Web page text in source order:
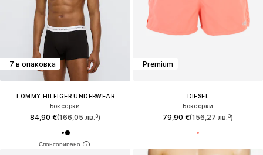
7 в опаковка
TOMMY HILFIGER UNDERWEAR
Боксерки
84,90 €(166,05 лв.³)
Premium
DIESEL
Боксерки
79,90 €(156,27 лв.³)